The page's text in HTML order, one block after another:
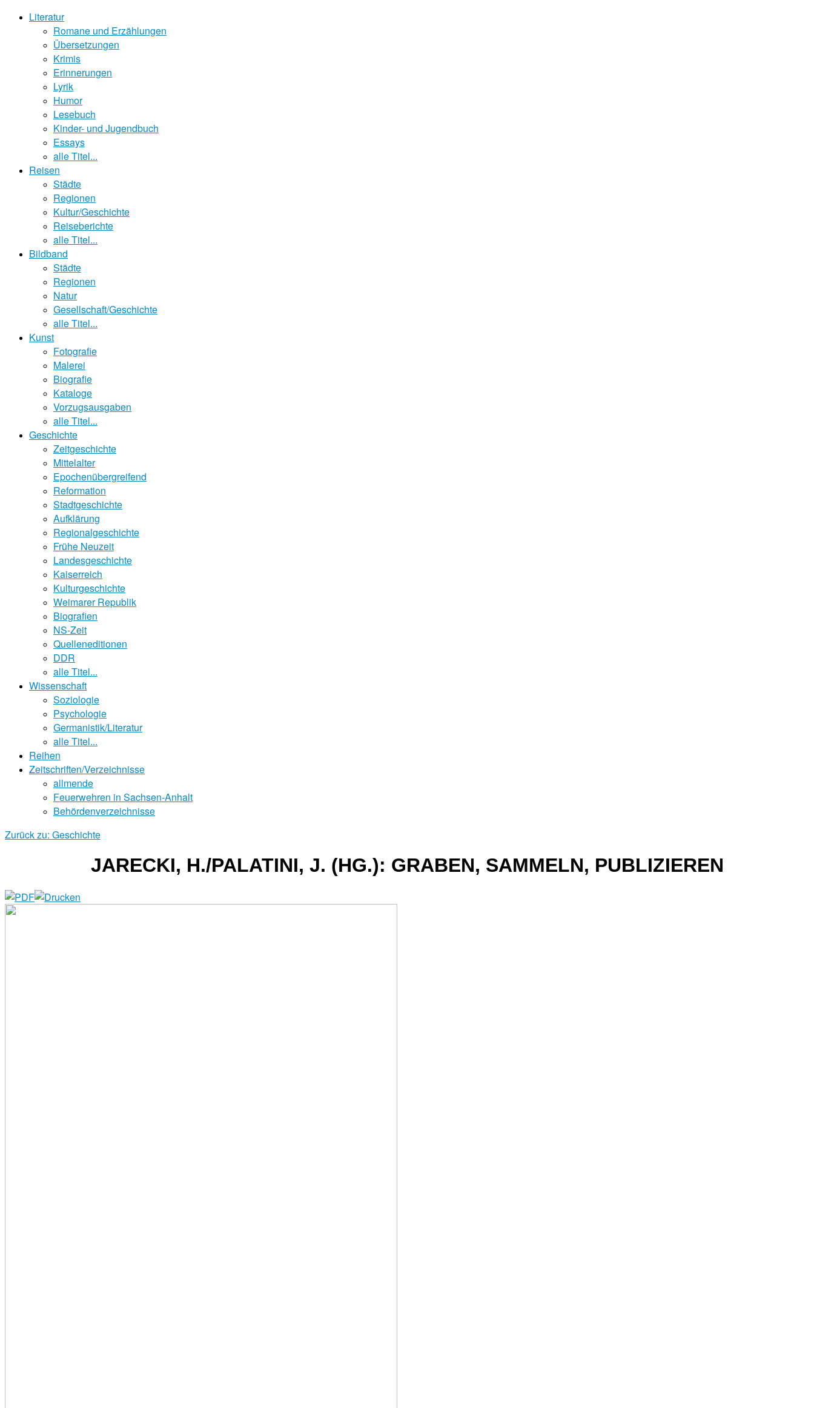
Literatur
Romane und Erzählungen
Übersetzungen
Krimis
Erinnerungen
Lyrik
Humor
Lesebuch
Kinder- und Jugendbuch
Essays
alle Titel...
Reisen
Städte
Regionen
Kultur/Geschichte
Reiseberichte
alle Titel...
Bildband
Städte
Regionen
Natur
Gesellschaft/Geschichte
alle Titel...
Kunst
Fotografie
Malerei
Biografie
Kataloge
Vorzugsausgaben
alle Titel...
Geschichte
Zeitgeschichte
Mittelalter
Epochenübergreifend
Reformation
Stadtgeschichte
Aufklärung
Regionalgeschichte
Frühe Neuzeit
Landesgeschichte
Kaiserreich
Kulturgeschichte
Weimarer Republik
Biografien
NS-Zeit
Quelleneditionen
DDR
alle Titel...
Wissenschaft
Soziologie
Psychologie
Germanistik/Literatur
alle Titel...
Reihen
Zeitschriften/Verzeichnisse
allmende
Feuerwehren in Sachsen-Anhalt
Behördenverzeichnisse
Zurück zu: Geschichte
JARECKI, H./PALATINI, J. (HG.): GRABEN, SAMMELN, PUBLIZIEREN